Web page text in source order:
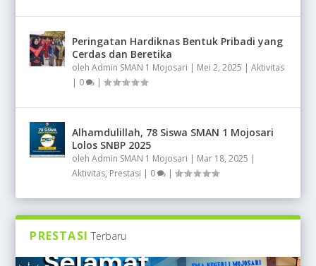
Peringatan Hardiknas Bentuk Pribadi yang
Cerdas dan Beretika
olehAdmin SMAN 1 Mojosari | Mei 2, 2025 |Aktivitas
| 0 |
Alhamdulillah, 78 Siswa SMAN 1 Mojosari
Lolos SNBP 2025
olehAdmin SMAN 1 Mojosari | Mar 18, 2025 |
Aktivitas, Prestasi | 0 |
PRESTASI Terbaru